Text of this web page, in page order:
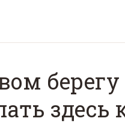
берегу
здесь